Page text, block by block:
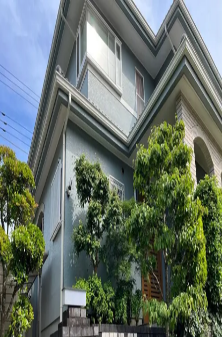
You-Youスクールあすみが丘 ｜ 創立33年
合格・進学実績 私たちの想い お知らせ・ブログよ
くある質問
入塾までの流れ教室情報・アクセス
お問い合わせ
メニュー